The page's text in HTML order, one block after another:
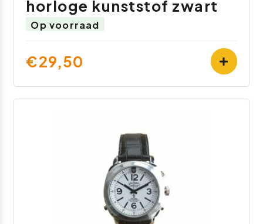
horloge kunststof zwart
Op voorraad
€29,50